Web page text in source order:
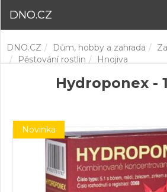
DNO.CZ
DNO.CZ Dům, hobby a zahrada
Pěstování rostlin
Hnojiva
Hydroponex -
Novinka